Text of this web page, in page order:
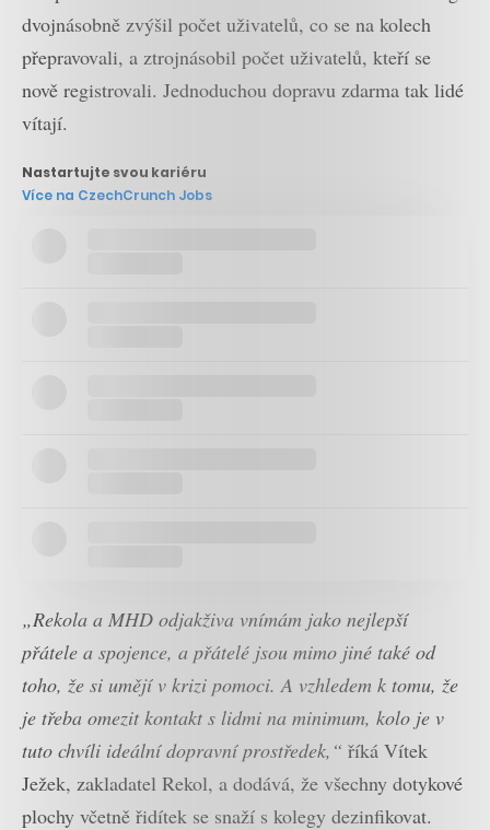
dvojnásobně zvýšil počet uživatelů, co se na kolech
přepravovali, a ztrojnásobil počet uživatelů, kteří se
nově registrovali. Jednoduchou dopravu zdarma tak lidé
vítají.
Nastartujte svou kariéru
Více na CzechCrunch Jobs
„Rekola a MHD odjakživa vnímám jako nejlepší
přátele a spojence, a přátelé jsou mimo jiné také od
toho, že si umějí v krizi pomoci. A vzhledem k tomu, že
je třeba omezit kontakt s lidmi na minimum, kolo je v
tuto chvíli ideální dopravní prostředek,“ říká Vítek
Ježek, zakladatel Rekol, a dodává, že všechny dotykové
plochy včetně řidítek se snaží s kolegy dezinfikovat.